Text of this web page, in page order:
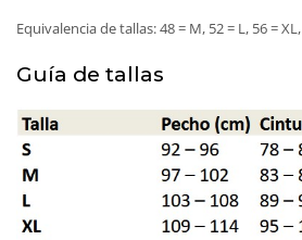
Equivalencia de tallas: 48 = M, 52 = L, 56 =
Guía de tallas